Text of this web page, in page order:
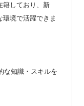
籍しており、新
境で活躍できま
な知識・スキルを